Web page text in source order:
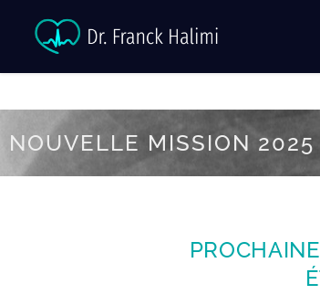
NOUVELLE MISSION 2025